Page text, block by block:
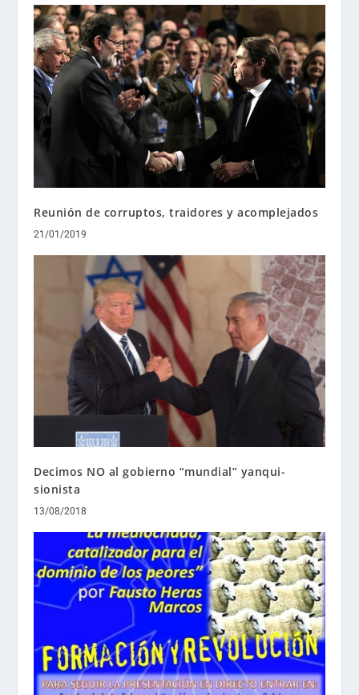
Reunión de corruptos, traidores y acomplejados
21/01/2019
Decimos NO al gobierno “mundial” yanqui-
sionista
13/08/2018